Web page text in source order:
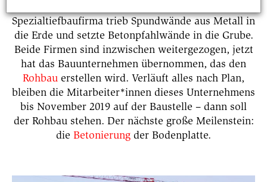
Spezialtiefbaufirma trieb Spundwände aus Metall in
die Erde und setzte Betonpfahlwände in die Grube.
Beide Firmen sind inzwischen weitergezogen, jetzt
hat das Bauunternehmen übernommen, das den
Rohbau erstellen wird. Verläuft alles nach Plan,
bleiben die Mitarbeiter*innen dieses Unternehmens
bis November 2019 auf der Baustelle – dann soll
der Rohbau stehen. Der nächste große Meilenstein:
die Betonierung der Bodenplatte.